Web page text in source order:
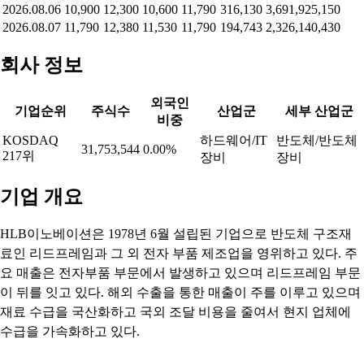
2026.08.06 10,900 12,300 10,600 11,790 316,130 3,691,925,150
2026.08.07 11,790 12,380 11,530 11,790 194,743 2,326,140,430
회사 정보
기업순위 주식수
외국인
비중
산업군 세부 산업군
KOSDAQ
217위
31,753,544 0.00%
하드웨어/IT
장비
반도체/반도체
장비
기업 개요
HLB이노베이션은 1978년 6월 설립된 기업으로 반도체 구조재
료인 리드프레임과 그 외 전자 부품 제조업을 영위하고 있다. 주
요 매출은 전자부품 부문에서 발생하고 있으며 리드프레임 부문
이 뒤를 잇고 있다. 해외 수출을 통한 매출이 주를 이루고 있으며
재료 수급을 국산화하고 국외 조달 비용을 줄여서 현지 업체에
수급을 가속화하고 있다.